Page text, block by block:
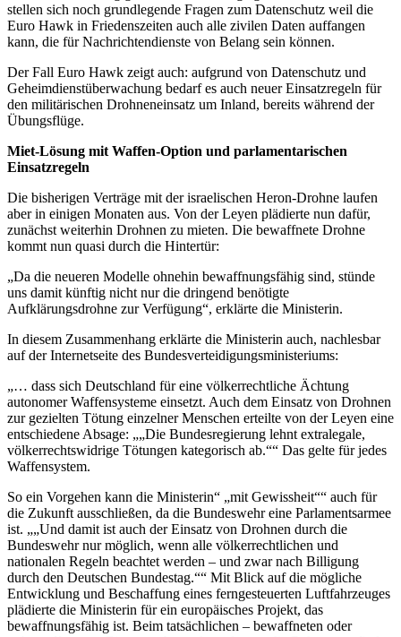
stellen sich noch grundlegende Fragen zum Datenschutz weil die
Euro Hawk in Friedenszeiten auch alle zivilen Daten auffangen
kann, die für Nachrichtendienste von Belang sein können.
Der Fall Euro Hawk zeigt auch: aufgrund von Datenschutz und
Geheimdienstüberwachung bedarf es auch neuer Einsatzregeln für
den militärischen Drohneneinsatz um Inland, bereits während der
Übungsflüge.
Miet-Lösung mit Waffen-Option und parlamentarischen
Einsatzregeln
Die bisherigen Verträge mit der israelischen Heron-Drohne laufen
aber in einigen Monaten aus. Von der Leyen plädierte nun dafür,
zunächst weiterhin Drohnen zu mieten. Die bewaffnete Drohne
kommt nun quasi durch die Hintertür:
„Da die neueren Modelle ohnehin bewaffnungsfähig sind, stünde
uns damit künftig nicht nur die dringend benötigte
Aufklärungsdrohne zur Verfügung“, erklärte die Ministerin.
In diesem Zusammenhang erklärte die Ministerin auch, nachlesbar
auf der Internetseite des Bundesverteidigungsministeriums:
„… dass sich Deutschland für eine völkerrechtliche Ächtung
autonomer Waffensysteme einsetzt. Auch dem Einsatz von Drohnen
zur gezielten Tötung einzelner Menschen erteilte von der Leyen eine
entschiedene Absage: „„Die Bundesregierung lehnt extralegale,
völkerrechtswidrige Tötungen kategorisch ab.““ Das gelte für jedes
Waffensystem.
So ein Vorgehen kann die Ministerin“ „mit Gewissheit““ auch für
die Zukunft ausschließen, da die Bundeswehr eine Parlamentsarmee
ist. „„Und damit ist auch der Einsatz von Drohnen durch die
Bundeswehr nur möglich, wenn alle völkerrechtlichen und
nationalen Regeln beachtet werden – und zwar nach Billigung
durch den Deutschen Bundestag.““ Mit Blick auf die mögliche
Entwicklung und Beschaffung eines ferngesteuerten Luftfahrzeuges
plädierte die Ministerin für ein europäisches Projekt, das
bewaffnungsfähig ist. Beim tatsächlichen – bewaffneten oder